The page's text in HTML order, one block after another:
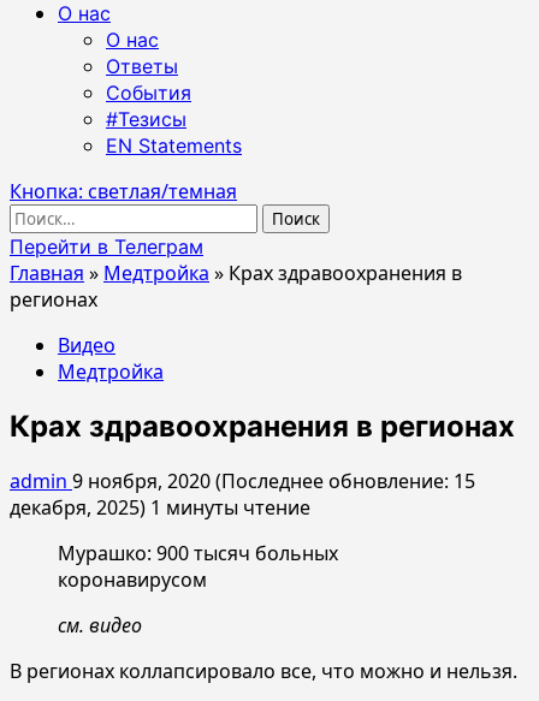
О нас
О нас
Ответы
События
#Тезисы
EN Statements
Кнопка: светлая/темная
Найти:
Перейти в Телеграм
Главная » Медтройка » Крах здравоохранения в
регионах
Видео
Медтройка
Крах здравоохранения в регионах
admin 9 ноября, 2020 (Последнее обновление: 15
декабря, 2025) 1 минуты чтение
Мурашко: 900 тысяч больных
коронавирусом
см. видео
В регионах коллапсировало все, что можно и нельзя.